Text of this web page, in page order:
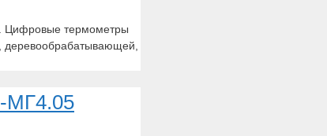
Цифровые термометры
деревообрабатывающей,
МГ4.05